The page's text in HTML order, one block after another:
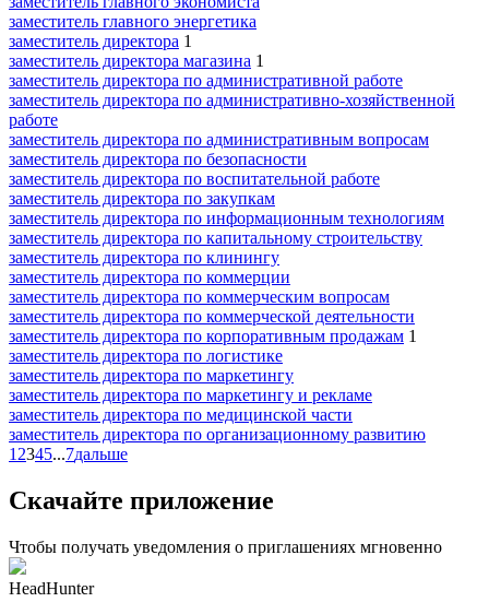
заместитель главного энергетика
заместитель директора 1
заместитель директора магазина 1
заместитель директора по административной работе
заместитель директора по административно-хозяйственной
работе
заместитель директора по административным вопросам
заместитель директора по безопасности
заместитель директора по воспитательной работе
заместитель директора по закупкам
заместитель директора по информационным технологиям
заместитель директора по капитальному строительству
заместитель директора по клинингу
заместитель директора по коммерции
заместитель директора по коммерческим вопросам
заместитель директора по коммерческой деятельности
заместитель директора по корпоративным продажам 1
заместитель директора по логистике
заместитель директора по маркетингу
заместитель директора по маркетингу и рекламе
заместитель директора по медицинской части
заместитель директора по организационному развитию
1 2345...7дальше
Скачайте приложение
Чтобы получать уведомления о приглашениях мгновенно
HeadHunter